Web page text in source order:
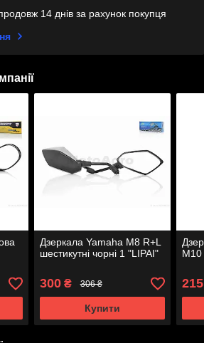
14 днів за рахунок покупця
Дзеркала Yamaha M8 R+L
шестикутні чорні 1 "LIPAI"
300₴ 306 ₴
Купити
M10
215